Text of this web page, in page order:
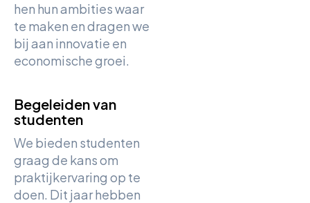
hen hun ambities waar
te maken en dragen we
bij aan innovatie en
economische groei.
Begeleiden van
studenten
We bieden studenten
graag de kans om
praktijkervaring op te
doen. Dit jaar hebben